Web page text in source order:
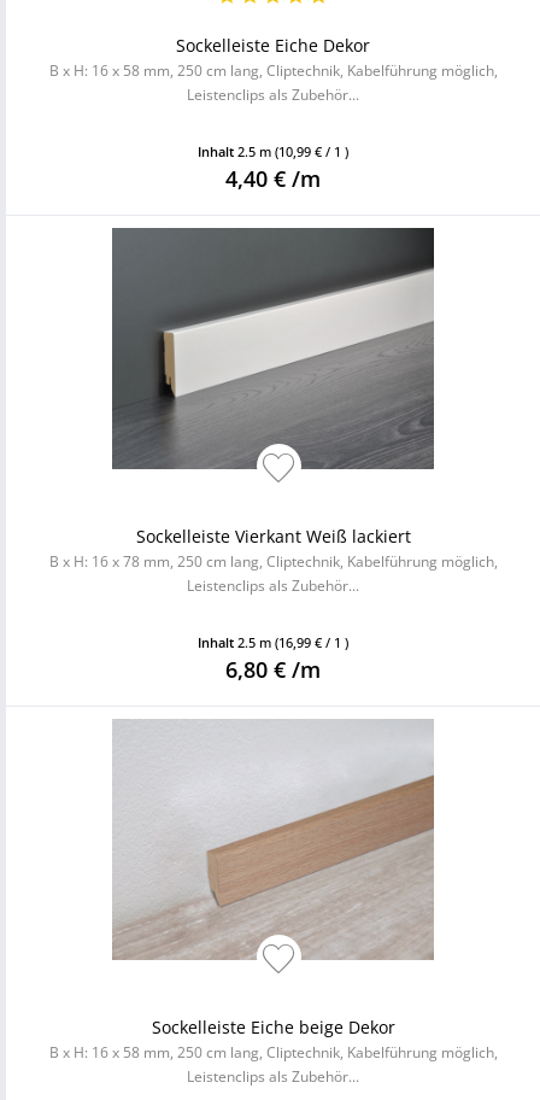
Sockelleiste Eiche Dekor
B x H: 16 x 58 mm, 250 cm lang, Cliptechnik, Kabelführung möglich,
Leistenclips als Zubehör...
Inhalt 2.5 m (10,99 € / 1 )
4,40 € /m
Sockelleiste Vierkant Weiß lackiert
B x H: 16 x 78 mm, 250 cm lang, Cliptechnik, Kabelführung möglich,
Leistenclips als Zubehör...
Inhalt 2.5 m (16,99 € / 1 )
6,80 € /m
Sockelleiste Eiche beige Dekor
B x H: 16 x 58 mm, 250 cm lang, Cliptechnik, Kabelführung möglich,
Leistenclips als Zubehör...